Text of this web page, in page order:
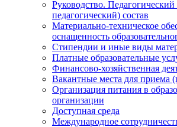
Руководство.
педагогический) состав
Материально-техническое
оснащенность
Стипендии и иные виды
Платные образовательные
Финансово-хозяйственная
Вакантные места для приема
Организация питания в
организации
Доступная среда
Международное